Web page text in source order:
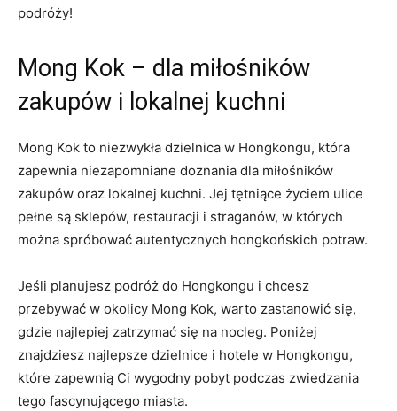
podróży!
Mong Kok – dla miłośników
zakupów⁤ i lokalnej kuchni
Mong Kok to niezwykła dzielnica w Hongkongu,‍ która
zapewnia niezapomniane doznania dla miłośników
zakupów oraz lokalnej kuchni. Jej tętniące życiem ulice
pełne są sklepów, restauracji i straganów, w których⁤
można spróbować autentycznych hongkońskich potraw.
Jeśli planujesz podróż do Hongkongu i chcesz
przebywać ⁣w okolicy​ Mong Kok,⁣ warto zastanowić się,
gdzie ‌najlepiej zatrzymać się na nocleg. ⁣Poniżej
znajdziesz najlepsze dzielnice i hotele w Hongkongu,
które zapewnią Ci wygodny pobyt podczas zwiedzania
tego fascynującego ‌miasta.